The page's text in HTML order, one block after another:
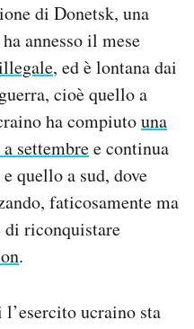
di Donetsk, una
annesso il mese
, ed è lontana dai
cioè quello a
ha compiutouna
settembree continua
quello a sud, dove
faticosamente ma
di riconquistare
.
ucraino sta